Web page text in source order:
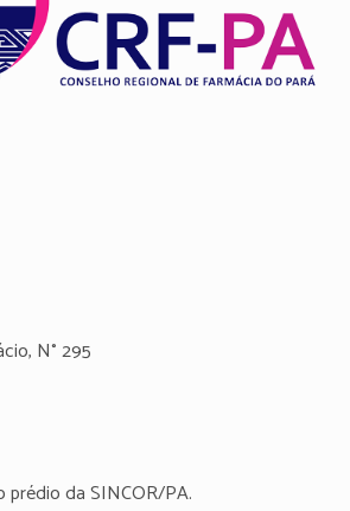
N° 295
prédio da SINCOR/PA.